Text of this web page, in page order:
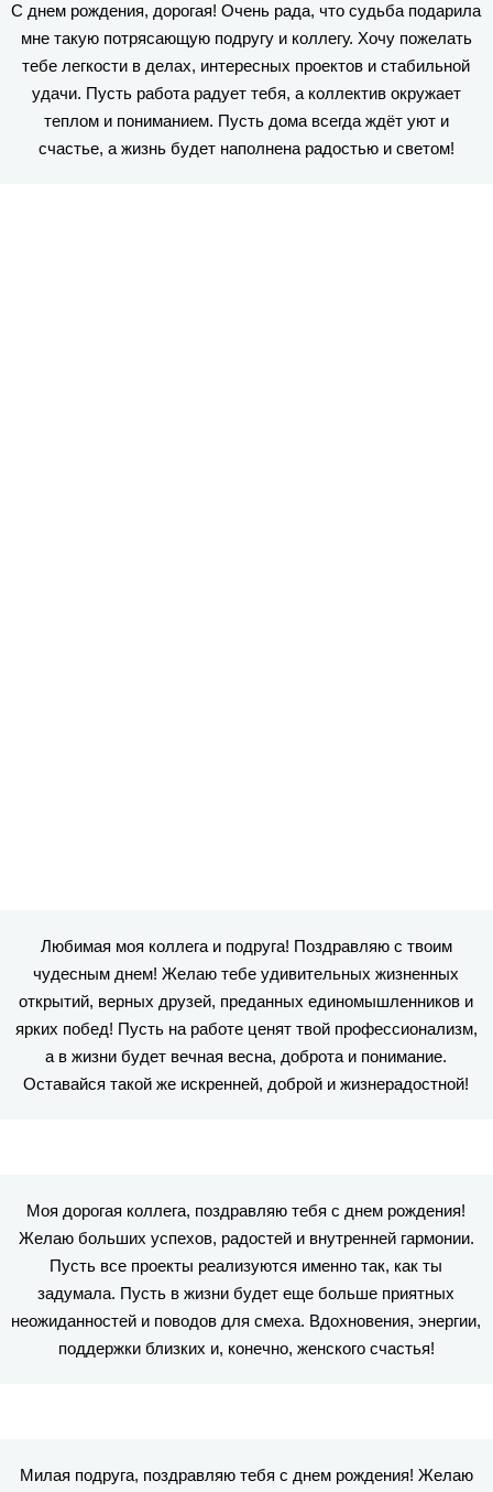
С днем рождения, дорогая! Очень рада, что судьба подарила
мне такую потрясающую подругу и коллегу. Хочу пожелать
тебе легкости в делах, интересных проектов и стабильной
удачи. Пусть работа радует тебя, а коллектив окружает
теплом и пониманием. Пусть дома всегда ждёт уют и
счастье, а жизнь будет наполнена радостью и светом!
Любимая моя коллега и подруга! Поздравляю с твоим
чудесным днем! Желаю тебе удивительных жизненных
открытий, верных друзей, преданных единомышленников и
ярких побед! Пусть на работе ценят твой профессионализм,
а в жизни будет вечная весна, доброта и понимание.
Оставайся такой же искренней, доброй и жизнерадостной!
Моя дорогая коллега, поздравляю тебя с днем рождения!
Желаю больших успехов, радостей и внутренней гармонии.
Пусть все проекты реализуются именно так, как ты
задумала. Пусть в жизни будет еще больше приятных
неожиданностей и поводов для смеха. Вдохновения, энергии,
поддержки близких и, конечно, женского счастья!
Милая подруга, поздравляю тебя с днем рождения! Желаю